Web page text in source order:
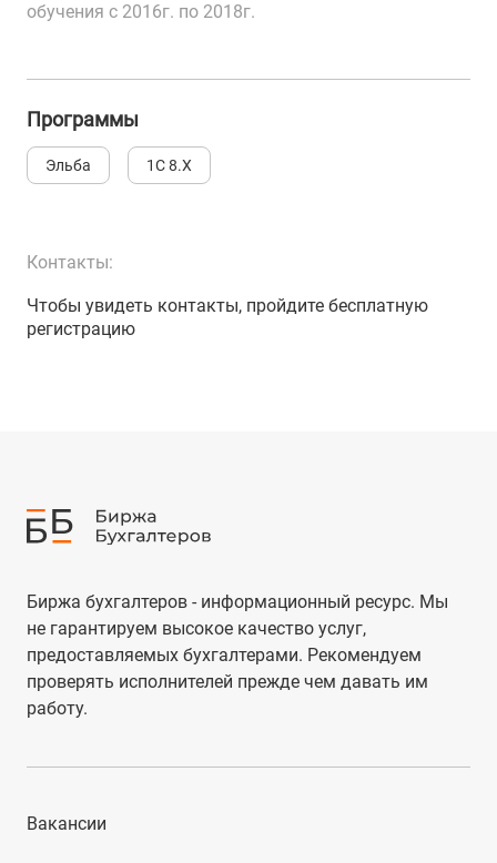
обучения с 2016г. по 2018г.
Программы
Эльба 1С 8.Х
Контакты:
Чтобы увидеть контакты, пройдите бесплатную
регистрацию
Биржа бухгалтеров - информационный ресурс. Мы
не гарантируем высокое качество услуг,
предоставляемых бухгалтерами. Рекомендуем
проверять исполнителей прежде чем давать им
работу.
Вакансии